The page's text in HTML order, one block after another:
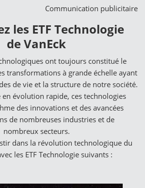
Communication publicitaire
les ETF Technologie
de VanEck
ont toujours constitué le
transformations à grande échelle ayant
de vie et la structure de notre société.
évolution rapide, ces technologies
des innovations et des avancées
de nombreuses industries et de
nombreux secteurs.
dans la révolution technologique du
les ETF Technologie suivants :